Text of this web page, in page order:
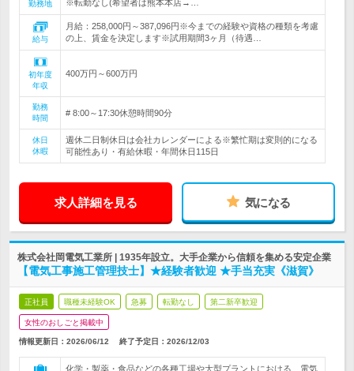
勤務地
※転勤なし(希望者は熊本本店→…
給与
月給：258,000円～387,096円※今までの経験や資格の種類を考慮
の上、賃金を決定します※試用期間3ヶ月（待遇…
初年度
年収
400万円～600万円
勤務
時間
# 8:00～17:30休憩時間90分
休日
休暇
週休二日制休日は会社カレンダーによる※繁忙期は変則的になる
可能性あり・有給休暇・年間休日115日
求人詳細を見る 気になる
株式会社岡電気工業所 | 1935年設立。大手企業から信頼を集める安定企業
【電気工事施工管理技士】★経験者歓迎 ★手当充実《滋賀》
正社員 職種未経験OK 急募 転勤なし 第二新卒歓迎
女性のおしごと掲載中
情報更新日：2026/06/12 終了予定日： 2026/12/03
化学・製薬・食品などの各種工場や大型プラントにおける、電気